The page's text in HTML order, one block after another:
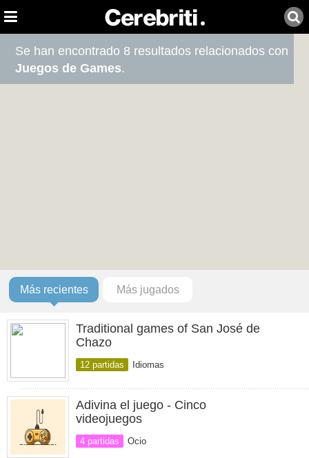
Se han encontrado 8 resultados relacionados con
Juegos de Games.
Más recientes Más jugados
Traditional games of San José de
Chazo
12 partidas Idiomas
Adivina el juego - Cinco
videojuegos
4 partidas Ocio